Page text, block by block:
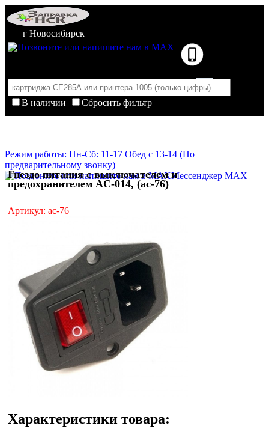
г Новосибирск
В наличии
Сбросить фильтр
Корзина пуста
Режим работы: Пн-Сб: 11-17 Обед с 13-14 (По
предварительному звонку)
Мессенджер MAX
Гнездо питания с выключателем и
предохранителем AC-014, (ac-76)
Артикул: ac-76
Характеристики товара: